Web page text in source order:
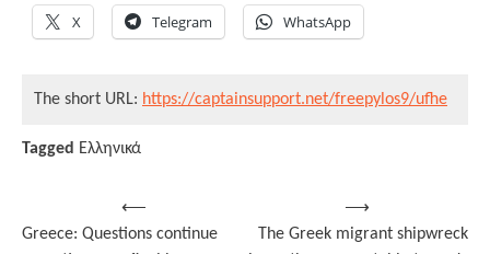
X Telegram WhatsApp
The short URL: https://captainsupport.net/freepylos9/ufhe
Tagged Ελληνικά
navigation
⟵
Greece: Questions continue
The Greek migrant shipwreck
⟶